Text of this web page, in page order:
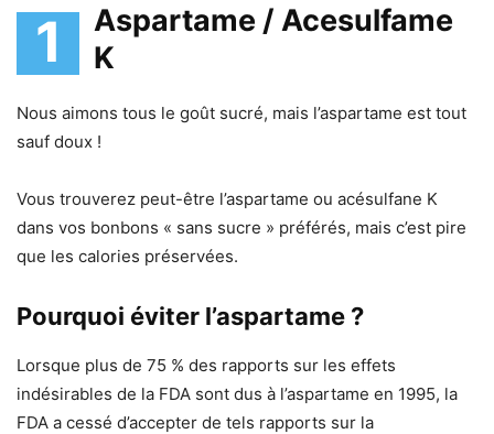
1
Aspartame / Acesulfame
K
Nous aimons tous le goût sucré, mais l’aspartame est tout
sauf doux !
Vous trouverez peut-être l’aspartame ou acésulfane K
dans vos bonbons « sans sucre » préférés, mais c’est pire
que les calories préservées.
Pourquoi éviter l’aspartame ?
Lorsque plus de 75 % des rapports sur les effets
indésirables de la FDA sont dus à l’aspartame en 1995, la
FDA a cessé d’accepter de tels rapports sur la